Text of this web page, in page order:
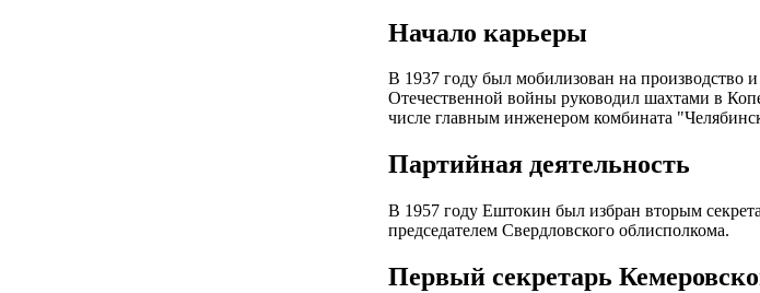
Начало карьеры
В 1937 году был мобилизован на производство
Отечественной войны руководил шахтами в
числе главным инженером комбината
Партийная деятельность
В 1957 году Ештокин был избран вторым
председателем Свердловского облисполкома.
Первый секретарь